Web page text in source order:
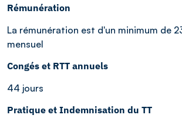
Rémunération
La rémunération est d'un minimum de
mensuel
Congés et RTT annuels
44 jours
Pratique et Indemnisation du TT